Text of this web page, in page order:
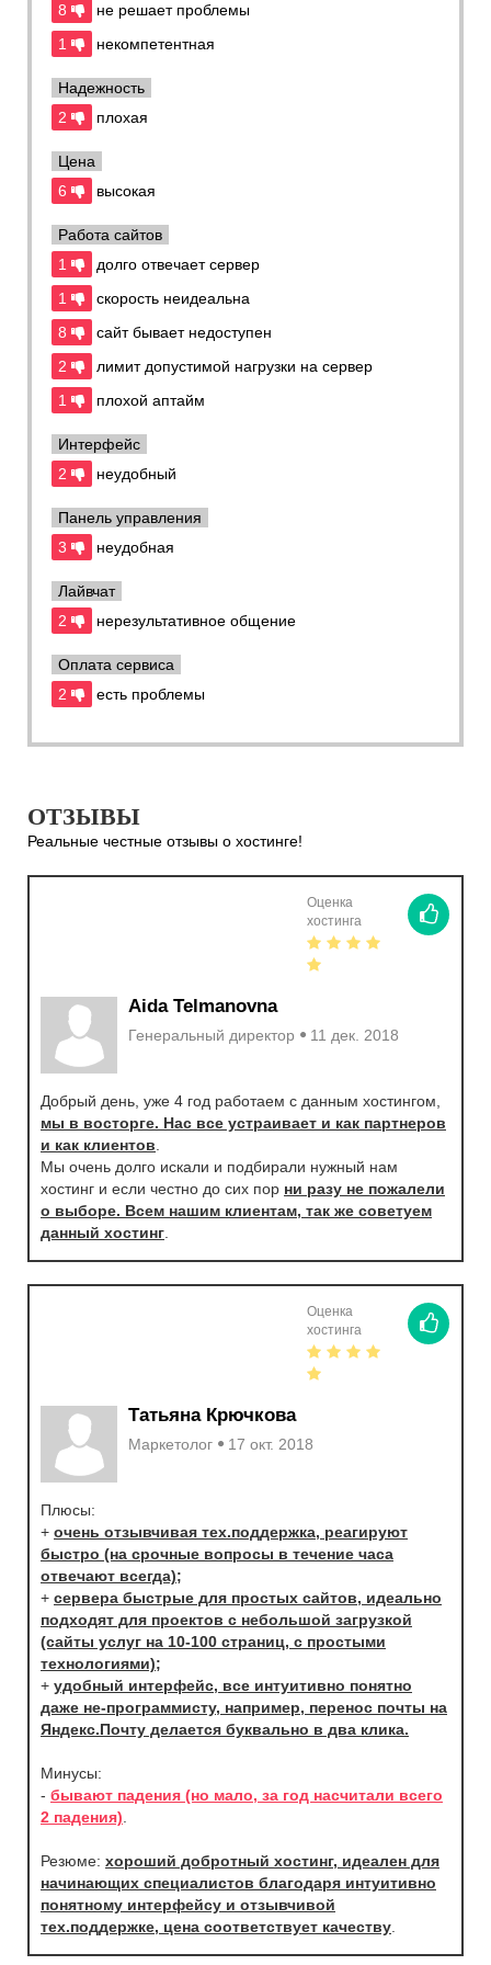
Также порадовали цены и технические характеристики
VPS и выделенных серверов. Для
компания предоставляет услугу индивидуальной
защиты от атак.
хостинг подойдет для любого пользователя, а VPS и
выделенные серверы рекомендуем использовать более
8
не решает проблемы
1
некомпетентная
Надежность
2
плохая
Цена
6
высокая
Работа сайтов
1
долго отвечает сервер
1
скорость неидеальна
8
сайт бывает недоступен
2
лимит допустимой нагрузки на сервер
1
плохой аптайм
Интерфейс
2
неудобный
Панель управления
3
неудобная
Лайвчат
2
нерезультативное общение
Оплата сервиса
2
есть проблемы
ОТЗЫВЫ
Реальные честные отзывы о хостинге!
Оценка
хостинга
Aida Telmanovna
Генеральный директор 11 дек. 2018
Добрый день, уже 4 год работаем с данным хостингом,
мы в восторге. Нас все устраивает и как партнеров
и как клиентов.
Мы очень долго искали и подбирали нужный нам
хостинг и если честно до сих пор ни разу не пожалели
о выборе. Всем нашим клиентам, так же советуем
данный хостинг.
Оценка
хостинга
Татьяна Крючкова
Маркетолог 17 окт. 2018
Плюсы:
+ очень отзывчивая тех.поддержка, реагируют
быстро (на срочные вопросы в течение часа
отвечают всегда);
+ сервера быстрые для простых сайтов, идеально
подходят для проектов с небольшой загрузкой
(сайты услуг на 10-100 страниц, с простыми
технологиями);
+ удобный интерфейс, все интуитивно понятно
даже не-программисту, например, перенос почты на
Яндекс.Почту делается буквально в два клика.
Минусы:
- бывают падения (но мало, за год насчитали всего
2 падения).
Резюме: хороший добротный хостинг, идеален для
начинающих специалистов благодаря интуитивно
понятному интерфейсу и отзывчивой
тех.поддержке, цена соответствует качеству.